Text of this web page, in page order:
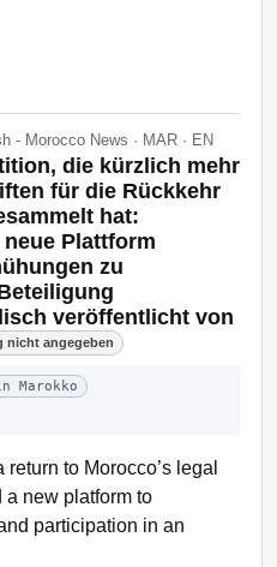
- Morocco News · MAR · EN
die kürzlich mehr
für die Rückkehr
hat:
Plattform
zu
veröffentlicht von
nicht angegeben
Marokko
to Morocco’s legal
a new platform to
participation in an